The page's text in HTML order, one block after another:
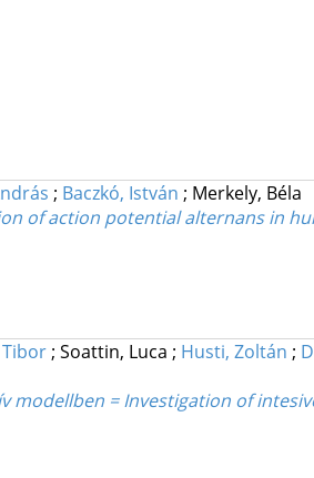
; Baczkó, István ; Merkely, Béla
of action potential alternans in
; Soattin, Luca ; Husti, Zoltán ;
modellben = Investigation of